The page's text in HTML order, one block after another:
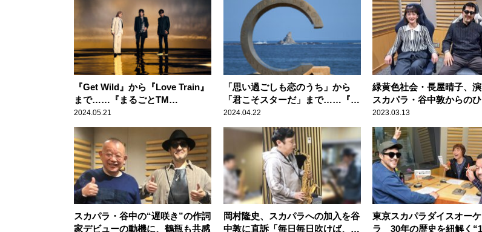
『Get Wild』から『Love Train』
まで……『まるごとTM
NETWORK180分』に大反響！
2024.05.21
「思い過ごしも恋のうち」から
「君こそスターだ」まで……『ま
るごとサザン180分』にサザンフ
ァンから大反響！
2024.04.22
緑黄色社会・長屋晴子、
スカパラ・谷中敦からの
かす「谷中さんが近づいて
て……」
2023.03.13
スカパラ・谷中の“遅咲き”の作詞
家デビューの動機に、鶴瓶も共感
岡村隆史、スカパラへの加入を谷
中敦に直訴「毎日毎日吹けば、入
東京スカパラダイスオーケ
ラ 30年の歴史を紐解く